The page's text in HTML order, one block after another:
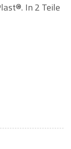
In 2 Teile